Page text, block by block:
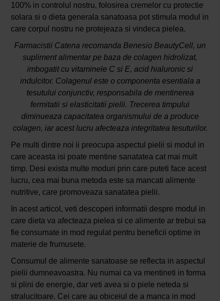
100% in controlul nostru, folosirea cremelor cu protectie
solara si o dieta generala sanatoasa pot stimula modul in
care corpul nostru ne protejeaza si vindeca pielea.
Farmacistii Catena recomanda Benesio BeautyCell, un
supliment alimentar pe baza de colagen hidrolizat,
imbogatit cu vitaminele C si E, acid hialuronic si
indulcitor. Colagenul este o componenta esentiala a
tesutului conjunctiv, responsabila de mentinerea
fermitatii si elasticitatii pielii. Trecerea timpului
diminueaza capacitatea organismului de a produce
colagen, iar acest lucru afecteaza integritatea tesuturilor.
Pe multi dintre noi ii preocupa aspectul pielii si modul in
care aceasta isi poate mentine sanatatea cat mai mult
timp. Desi exista multe moduri prin care puteti face acest
lucru, cea mai buna metoda este sa mancati alimente
nutritive, care promoveaza sanatatea pielii.
In acest articol, veti descoperi informatii despre modul in
care dieta va afecteaza pielea si ce alimente ar trebui sa
fie consumate in mod regulat pentru beneficii optime in
materie de frumusete.
Consumul de alimente sanatoase se reflecta in aspectul
pielii dumneavoastra. Nu numai ca va mentineti in forma
si plini de energie, dar veti avea si o piele neteda si
stralucitoare. Cei care au obiceiul de a manca in mod